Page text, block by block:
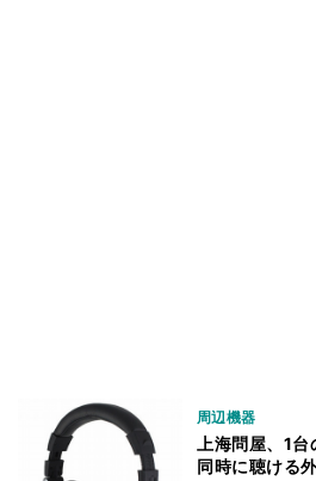
周辺機器
上海問屋、1
同時に聴ける